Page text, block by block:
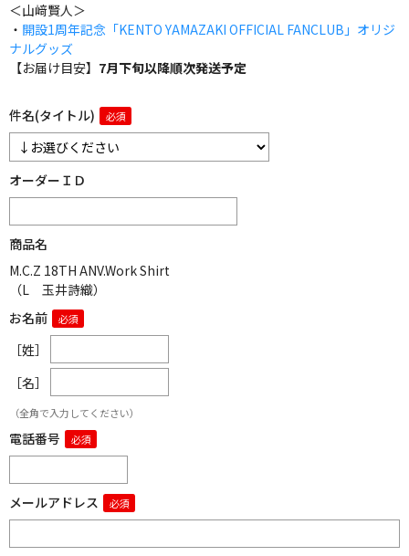
＜山﨑賢人＞
・ 開設1周年記念「KENTO YAMAZAKI OFFICIAL FANCLUB」オリジ
ナルグッズ
【お届け目安】 7月下旬以降順次発送予定
件名(タイトル)
オーダーＩＤ
商品名
M.C.Z 18TH ANV.Work Shirt
（L 玉井詩織）
お名前
［姓］
［名］
（全角で入力してください）
電話番号
メールアドレス